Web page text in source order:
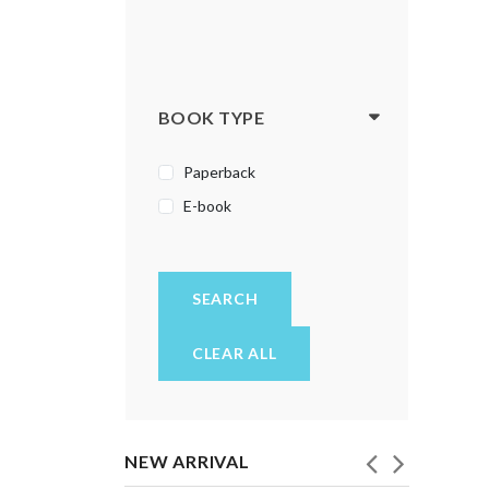
ರಾಮಾಯಣ
ರೋಚಕ ಕತೆಗಳು
ಲೇಖನಗಳು, ಪ್ರಬಂಧಗಳು
ವಿಮರ್ಶೆ
ವ್ಯಕ್ತಿತ್ವ ವಿಕಸನ
ಸಂಶೋಧನಾ ಕೃತಿ
BOOK TYPE
Paperback
E-book
SEARCH
CLEAR ALL
NEW ARRIVAL